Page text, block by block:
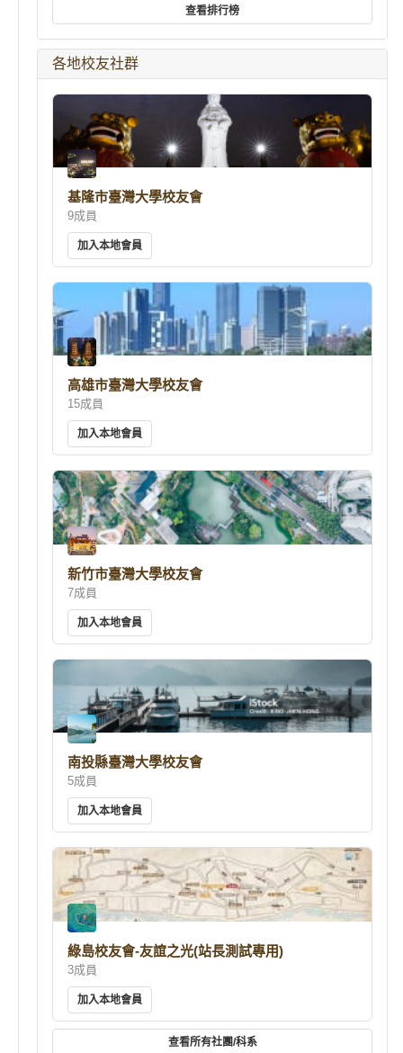
查看排行榜
各地校友社群
基隆市臺灣大學校友會
9成員
加入本地會員
高雄市臺灣大學校友會
15成員
加入本地會員
新竹市臺灣大學校友會
7成員
加入本地會員
南投縣臺灣大學校友會
5成員
加入本地會員
綠島校友會-友誼之光(站長測試專用)
3成員
加入本地會員
查看所有社團/科系